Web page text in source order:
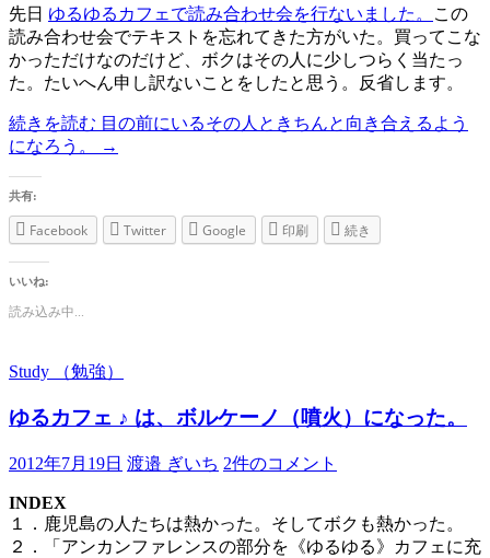
先日 ゆるゆるカフェで読み合わせ会を行ないました。
この
読み合わせ会でテキストを忘れてきた方がいた。買ってこな
かっただけなのだけど、ボクはその人に少しつらく当たっ
た。たいへん申し訳ないことをしたと思う。反省します。
続きを読む 目の前にいるその人ときちんと向き合えるよう
になろう。
→
共有:
Facebook Twitter Google 印刷 続き
いいね:
読み込み中...
Study （勉強）
ゆるカフェ ♪ は、ボルケーノ（噴火）になった。
2012年7月19日 渡邉 ぎいち 2件のコメント
INDEX
１．鹿児島の人たちは熱かった。そしてボクも熱かった。
２．「アンカンファレンスの部分を《ゆるゆる》カフェに充